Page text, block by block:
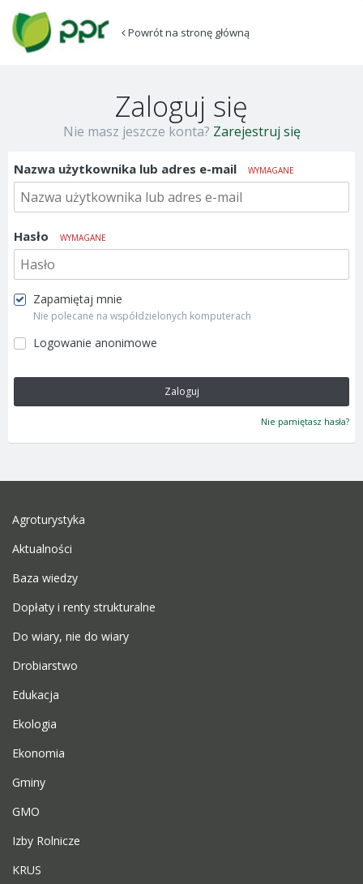
Powrót na stronę główną
Zaloguj się
Nie masz jeszcze konta? Zarejestruj się
Nazwa użytkownika lub adres e-mail WYMAGANE
Hasło WYMAGANE
Zapamiętaj mnie
Nie polecane na współdzielonych komputerach
Logowanie anonimowe
Zaloguj
Nie pamiętasz hasła?
Agroturystyka
Aktualności
Baza wiedzy
Dopłaty i renty strukturalne
Do wiary, nie do wiary
Drobiarstwo
Edukacja
Ekologia
Ekonomia
Gminy
GMO
Izby Rolnicze
KRUS